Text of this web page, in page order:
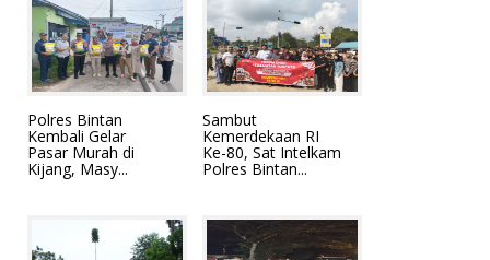
Polres Bintan
Kembali Gelar
Pasar Murah di
Kijang, Masy...
Sambut
Kemerdekaan RI
Ke-80, Sat Intelkam
Polres Bintan...